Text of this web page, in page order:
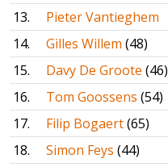
13.
Pieter Vantieghem
14.
Gilles Willem (48)
15.
Davy De Groote (46)
16.
Tom Goossens (54)
17.
Filip Bogaert(65)
18.
Simon Feys (44)